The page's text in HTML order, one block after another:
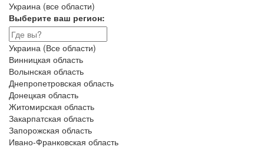
Украина (все области)
Выберите ваш регион:
Украина (Все области)
Винницкая область
Волынская область
Днепропетровская область
Донецкая область
Житомирская область
Закарпатская область
Запорожская область
Ивано-Франковская область